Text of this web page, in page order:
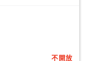
不開放